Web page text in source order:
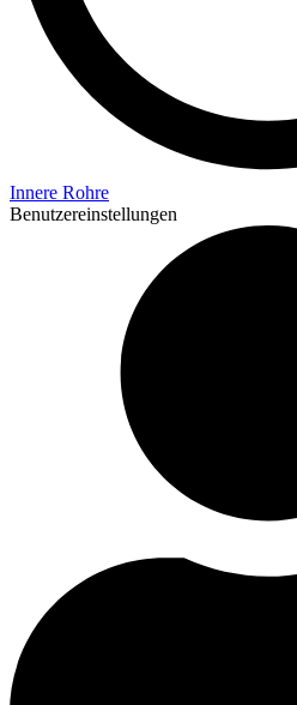
Innere Rohre
Benutzereinstellungen